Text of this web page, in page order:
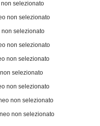
selezionato
selezionato
selezionato
selezionato
selezionato
selezionato
non selezionato
non selezionato
non selezionato